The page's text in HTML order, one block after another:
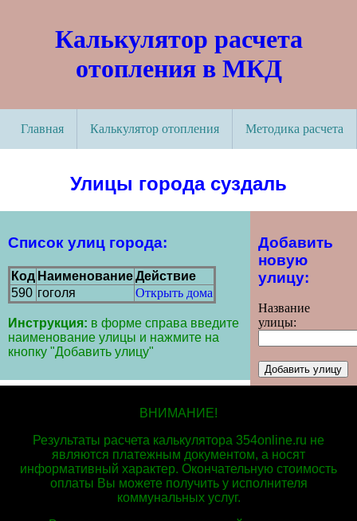
Калькулятор расчета
отопления в МКД
Главная Калькулятор отопления Методика расчета
Улицы города суздаль
Список улиц города:
Код НаименованиеДействие
590 гоголя Открыть дома
Инструкция: в форме справа введите
наименование улицы и нажмите на
кнопку "Добавить улицу"
Добавить
новую
улицу:
Название
улицы:
ВНИМАНИЕ!
Результаты расчета калькулятора 354online.ru не
являются платежным документом, а носят
информативный характер. Окончательную стоимость
оплаты Вы можете получить у исполнителя
коммунальных услуг.